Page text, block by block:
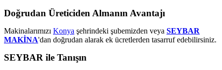
Doğrudan Üreticiden Almanın Avantajı
Makinalarımızı Konya şehrindeki şubemizden veya SEYBAR
MAKİNA'dan doğrudan alarak ek ücretlerden tasarruf edebilirsiniz.
SEYBAR ile Tanışın